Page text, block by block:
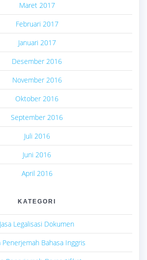
Maret 2017
Februari 2017
Januari 2017
Desember 2016
November 2016
Oktober 2016
September 2016
Juli 2016
Juni 2016
April 2016
KATEGORI
Jasa Legalisasi Dokumen
Penerjemah Bahasa Inggris